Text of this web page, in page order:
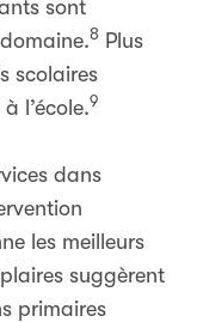
sont
8 Plus
scolaires
l’école.9
dans
les meilleurs
suggèrent
primaires